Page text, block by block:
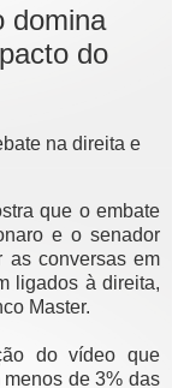
domina
do
que o embate
e o senador
as conversas em
ligados à direita,
Master.
do vídeo que
de 3% das